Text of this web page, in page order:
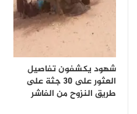
شهود يكشفون تفاصيل
العثور على 30 جثة على
طريق النزوح من الفاشر